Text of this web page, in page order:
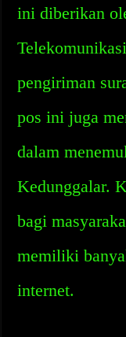
ini diberikan
pengiriman
pos ini juga
dalam
Kedunggalar.
bagi
memiliki
internet.